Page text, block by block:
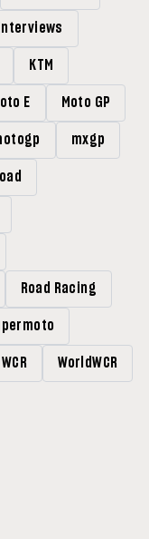
KTM
E Moto GP
mxgp
Road Racing
WorldWCR